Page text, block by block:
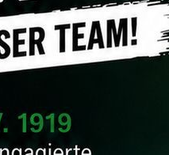
Dario Sänger
Telefon: